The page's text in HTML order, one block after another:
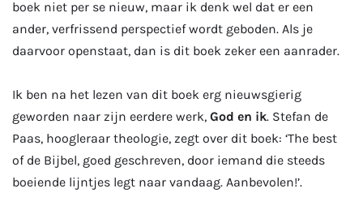
boek niet per se nieuw, maar ik denk wel dat er een
ander, verfrissend perspectief wordt geboden. Als je
daarvoor openstaat, dan is dit boek zeker een aanrader.
Ik ben na het lezen van dit boek erg nieuwsgierig
geworden naar zijn eerdere werk, God en ik. Stefan de
Paas, hoogleraar theologie, zegt over dit boek: ‘The best
of de Bijbel, goed geschreven, door iemand die steeds
boeiende lijntjes legt naar vandaag. Aanbevolen!’.